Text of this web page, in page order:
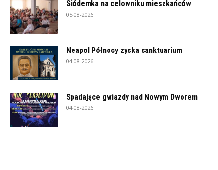
Siódemka na celowniku mieszkańców
05-08-2026
Neapol Północy zyska sanktuarium
04-08-2026
Spadające gwiazdy nad Nowym Dworem
04-08-2026